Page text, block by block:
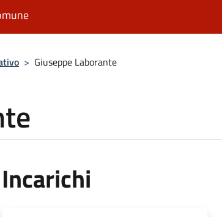
> Giuseppe Laborante
Incarichi